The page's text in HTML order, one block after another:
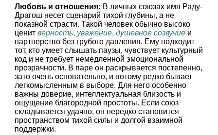
Любовь и отношения: В личных союзах имя Раду-
Драгош несет сценарий тихой глубины, а не
показной страсти. Такой человек обычно высоко
ценит верность, уважение, душевное созвучие и
партнерство без грубого давления. Ему подходит
тот, кто умеет слышать паузы, чувствует культурный
код и не требует немедленной эмоциональной
прозрачности. В паре он раскрывается постепенно,
зато очень основательно, и потому редко бывает
легкомысленным в выборе. Для него особенно
важны доверие, интеллектуальная близость и
ощущение благородной простоты. Если союз
складывается удачно, он нередко становится
пространством тихой силы и долгой взаимной
поддержки.